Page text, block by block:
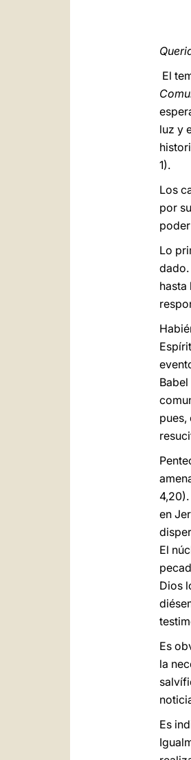
El
luz y
1).
Los
por
Lo
dado.
hasta
pues,
en
El
Dios
Es
la
Es